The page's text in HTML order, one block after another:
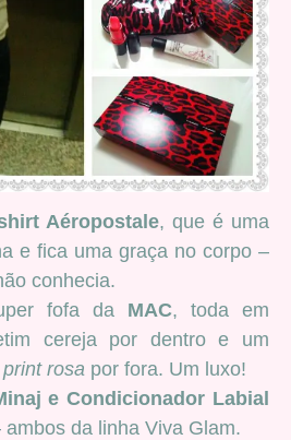
Aéropostale, que é uma
e fica uma graça no corpo –
conhecia.
fofa da MAC, toda em
cereja por dentro e um
rosa por fora. Um luxo!
e Condicionador Labial
ambos da linha Viva Glam.